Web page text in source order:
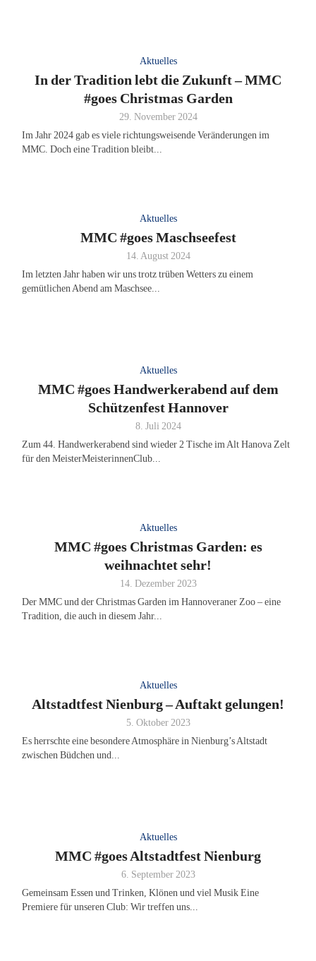
Aktuelles
In der Tradition lebt die Zukunft – MMC
#goes Christmas Garden
29. November 2024
Im Jahr 2024 gab es viele richtungsweisende Veränderungen im
MMC. Doch eine Tradition bleibt...
Aktuelles
MMC #goes Maschseefest
14. August 2024
Im letzten Jahr haben wir uns trotz trüben Wetters zu einem
gemütlichen Abend am Maschsee...
Aktuelles
MMC #goes Handwerkerabend auf dem
Schützenfest Hannover
8. Juli 2024
Zum 44. Handwerkerabend sind wieder 2 Tische im Alt Hanova Zelt
für den MeisterMeisterinnenClub...
Aktuelles
MMC #goes Christmas Garden: es
weihnachtet sehr!
14. Dezember 2023
Der MMC und der Christmas Garden im Hannoveraner Zoo – eine
Tradition, die auch in diesem Jahr...
Aktuelles
Altstadtfest Nienburg – Auftakt gelungen!
5. Oktober 2023
Es herrschte eine besondere Atmosphäre in Nienburg’s Altstadt
zwischen Büdchen und...
Aktuelles
MMC #goes Altstadtfest Nienburg
6. September 2023
Gemeinsam Essen und Trinken, Klönen und viel Musik Eine
Premiere für unseren Club: Wir treffen uns...